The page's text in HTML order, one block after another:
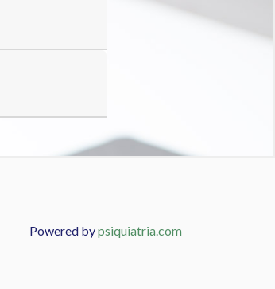
Powered bypsiquiatria.com